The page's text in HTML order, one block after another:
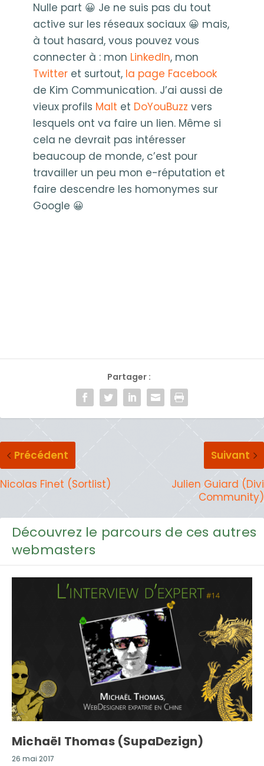
Nulle part 😀 Je ne suis pas du tout
active sur les réseaux sociaux 😀 mais,
à tout hasard, vous pouvez vous
connecter à : mon LinkedIn, mon
Twitteret surtout, la page Facebook
de Kim Communication. J’ai aussi de
vieux profils Malt et DoYouBuzz vers
lesquels ont va faire un lien. Même si
cela ne devrait pas intéresser
beaucoup de monde, c’est pour
travailler un peu mon e-réputation et
faire descendre les homonymes sur
Google 😀
Partager :
Précédent
Nicolas Finet (Sortlist)
Suivant
Julien Guiard (Divi
Community)
Découvrez le parcours de ces autres
webmasters
Michaël Thomas (SupaDezign)
26 mai 2017